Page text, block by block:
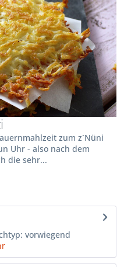
zum z`Nüni
Uhr - also nach dem
die sehr...
vorwiegend